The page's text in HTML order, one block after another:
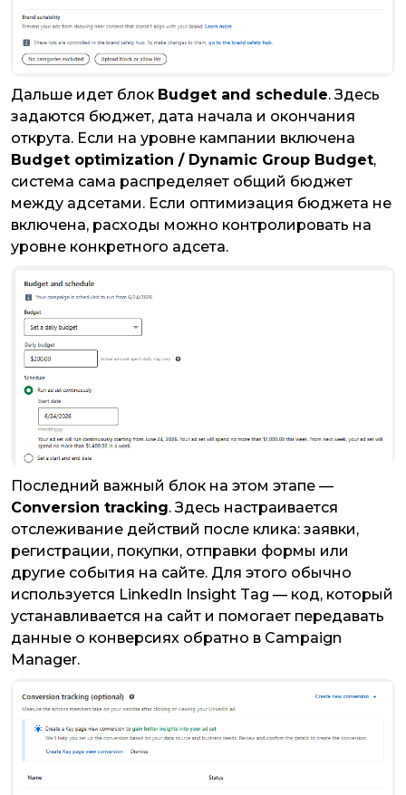
​​​​​​​Дальше идет блок Budget and schedule. Здесь
задаются бюджет, дата начала и окончания
открута. Если на уровне кампании включена
Budget optimization / Dynamic Group Budget,
система сама распределяет общий бюджет
между адсетами. Если оптимизация бюджета не
включена, расходы можно контролировать на
уровне конкретного адсета.
​​​​​​​Последний важный блок на этом этапе —
Conversion tracking. Здесь настраивается
отслеживание действий после клика: заявки,
регистрации, покупки, отправки формы или
другие события на сайте. Для этого обычно
используется LinkedIn Insight Tag — код, который
устанавливается на сайт и помогает передавать
данные о конверсиях обратно в Campaign
Manager.